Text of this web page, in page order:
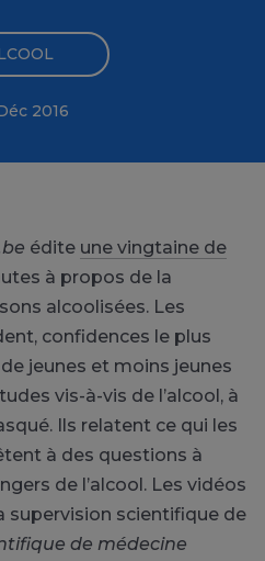
2016
édite une vingtaine de
à propos de la
alcoolisées. Les
confidences le plus
jeunes et moins jeunes
vis-à-vis de l’alcool, à
Ils relatent ce qui les
à des questions à
de l’alcool. Les vidéos
supervision scientifique de
de médecine